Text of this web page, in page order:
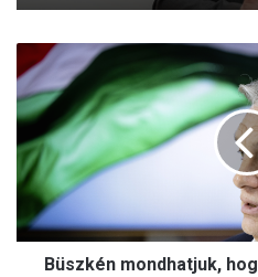
Büszkén
mondhatjuk,
hogy
mi,
patrióták
vagyunk
többségben
a
nyugati
világbanBüszkén mondhatjuk,